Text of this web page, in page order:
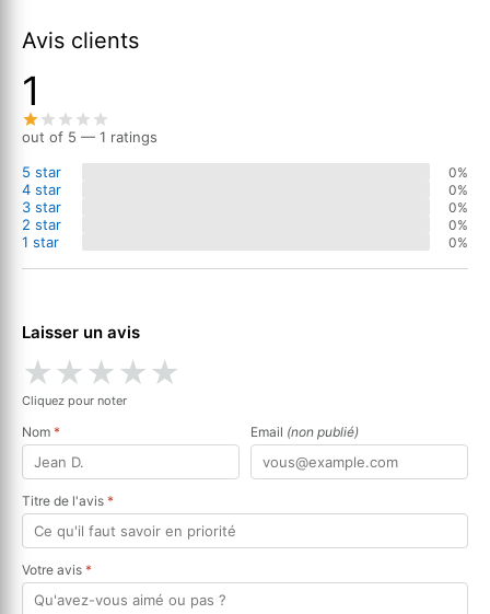
Avis clients
1
out of 5 — 1 ratings
5 star
0%
4 star 0%
3 star 0%
2 star 0%
1 star 0%
Laisser un avis
★★★★★
Cliquez pour noter
Nom * Email (non publié)
Titre de l'avis *
Votre avis *